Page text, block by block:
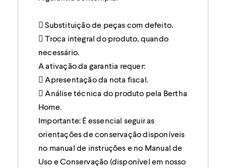
 Substituição de peças com defeito.
 Troca integral do produto, quando
necessário.
A ativação da garantia requer:
 Apresentação da nota fiscal.
 Análise técnica do produto pela Bertha
Home.
Importante: É essencial seguir as
orientações de conservação disponíveis
no manual de instruções e no Manual de
Uso e Conservação (disponível em nosso